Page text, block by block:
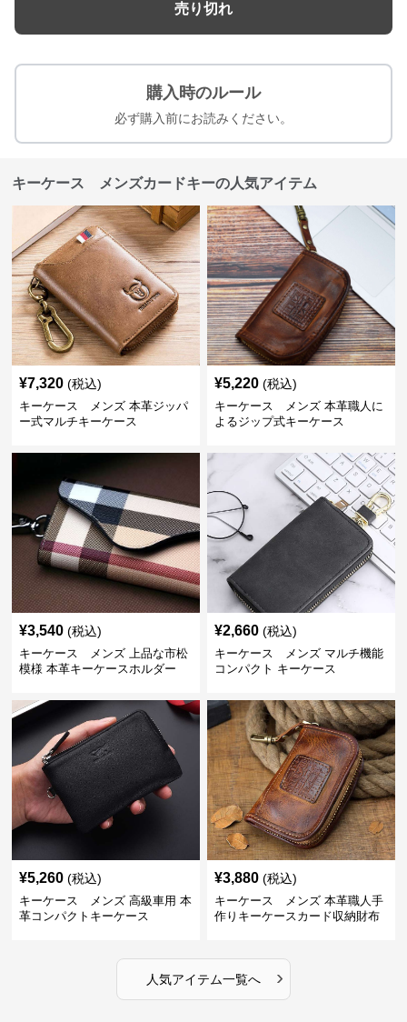
売り切れ
購入時のルール
必ず購入前にお読みください。
キーケース メンズカードキーの人気アイテム
¥7,320 (税込)
キーケース メンズ 本革ジッパ
ー式マルチキーケース
¥5,220 (税込)
キーケース メンズ 本革職人に
よるジップ式キーケース
¥3,540 (税込)
キーケース メンズ 上品な市松
模様 本革キーケースホルダー
¥2,660 (税込)
キーケース メンズ マルチ機能
コンパクト キーケース
¥5,260 (税込)
キーケース メンズ 高級車用 本
革コンパクトキーケース
¥3,880 (税込)
キーケース メンズ 本革職人手
作りキーケースカード収納財布
人気アイテム一覧へ ›